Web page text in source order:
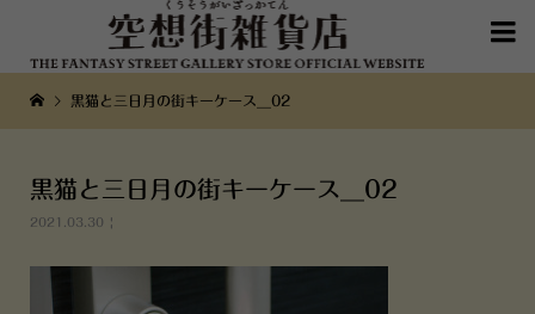

黒猫と三日月の街キーケース__02
黒猫と三日月の街キーケース__02
2021.03.30